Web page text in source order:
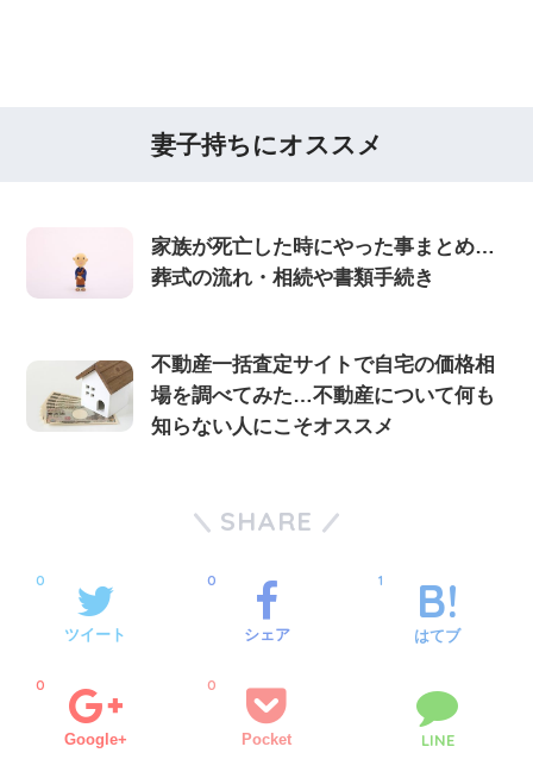
妻子持ちにオススメ
家族が死亡した時にやった事まとめ…
葬式の流れ・相続や書類手続き
不動産一括査定サイトで自宅の価格相
場を調べてみた…不動産について何も
知らない人にこそオススメ
SHARE
ツイート
0
シェア
0
はてブ
1
Google+
0
Pocket
0
LINE